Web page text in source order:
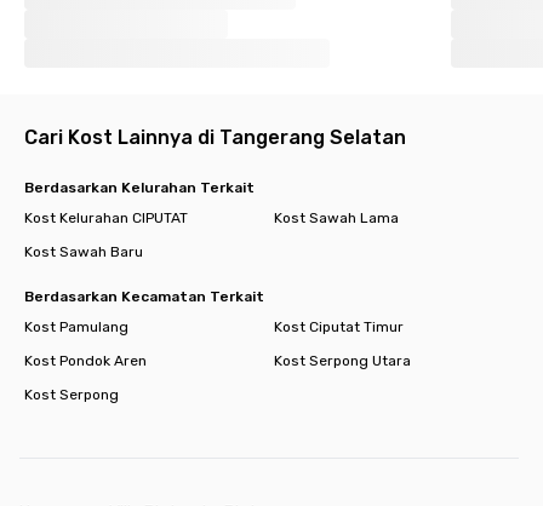
Cari Kost Lainnya di Tangerang Selatan
Berdasarkan Kelurahan Terkait
Kost Kelurahan CIPUTAT
Kost Sawah Lama
Kost Sawah Baru
Berdasarkan Kecamatan Terkait
Kost Pamulang
Kost Ciputat Timur
Kost Pondok Aren
Kost Serpong Utara
Kost Serpong